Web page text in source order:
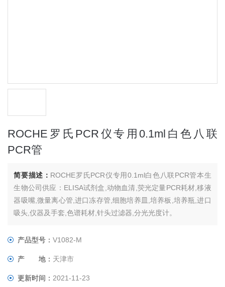
ROCHE罗氏PCR仪专用0.1ml白色八联
PCR管
简要描述： ROCHE罗氏PCR仪专用0.1ml白色八联PCR管本生
生物公司供应：ELISA试剂盒,动物血清,荧光定量PCR耗材,移液
器吸嘴,微量离心管,进口冻存管,细胞培养皿,培养板,培养瓶,进口
吸头,仪器及手套,色谱耗材,针头过滤器,分光光度计。
产品型号：V1082-M
产 地： 天津市
更新时间：2021-11-23